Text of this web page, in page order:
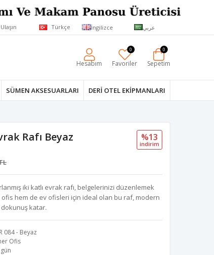
Türkçe İngilizce عربي
Hesabım Favoriler
0
Sepetim
0
SÜMEN AKSESUARLARI DERI OTEL EKIPMANLARI
Rafı Beyaz %13
i̇ndi̇ri̇m
iki katlı evrak rafı, belgelerinizi düzenlemek
hem de ev ofisleri için ideal olan bu raf, modern
dokunuş katar.
084 - Beyaz
Ofis